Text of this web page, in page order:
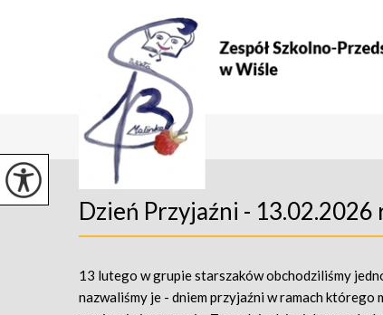
Dzień Przyjaźni - 13.02.2026
13 lutego w grupie starszaków obchodziliśmy
nazwaliśmy je - dniem przyjaźni w ramach którego